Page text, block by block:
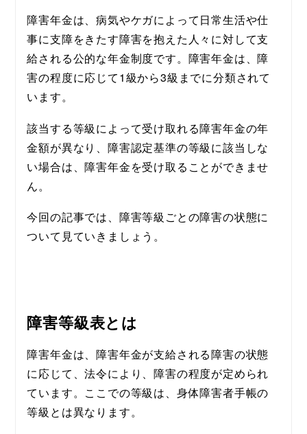
障害年金は、病気やケガによって日常生活や仕
事に支障をきたす障害を抱えた人々に対して支
給される公的な年金制度です。障害年金は、障
害の程度に応じて1級から3級までに分類されて
います。
該当する等級によって受け取れる障害年金の年
金額が異なり、障害認定基準の等級に該当しな
い場合は、障害年金を受け取ることができませ
ん。
今回の記事では、障害等級ごとの障害の状態に
ついて見ていきましょう。
障害等級表とは
障害年金は、障害年金が支給される障害の状態
に応じて、法令により、障害の程度が定められ
ています。ここでの等級は、身体障害者手帳の
等級とは異なります。